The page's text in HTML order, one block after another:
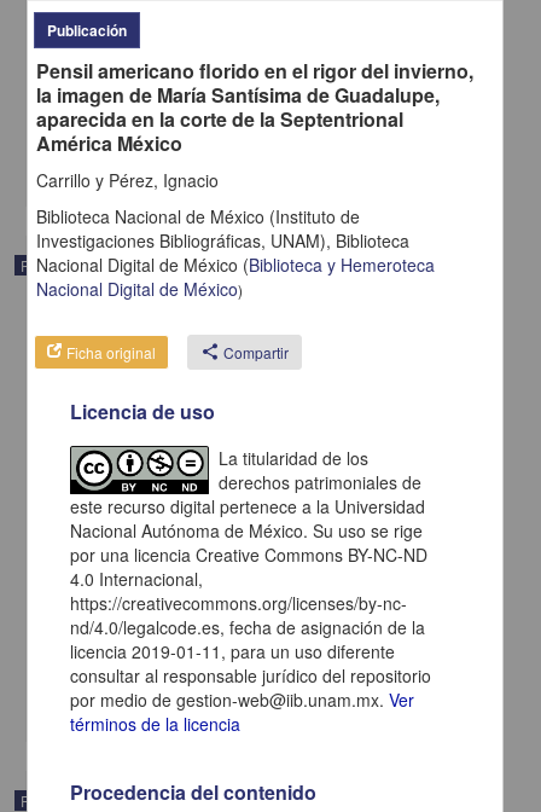
Gazetas de México
1797-10-21
Multidisciplina
Publicación periódica
Gazetas de México
1797-10-21
Multidisciplina
Publicación periódica
Publicación
Pensil americano florido en el rigor del invierno,
la imagen de María Santísima de Guadalupe,
aparecida en la corte de la Septentrional
América México
Carrillo y Pérez, Ignacio
Biblioteca Nacional de México (Instituto de
Investigaciones Bibliográficas, UNAM), Biblioteca
Nacional Digital de México (Biblioteca y Hemeroteca
Nacional Digital de México)
Ficha original share Compartir
Licencia de uso
La titularidad de los
derechos patrimoniales de
este recurso digital pertenece a la Universidad
Nacional Autónoma de México. Su uso se rige
por una licencia Creative Commons BY-NC-ND
4.0 Internacional,
https://creativecommons.org/licenses/by-nc-
nd/4.0/legalcode.es, fecha de asignación de la
licencia 2019-01-11, para un uso diferente
consultar al responsable jurídico del repositorio
por medio de gestion-web@iib.unam.mx.Ver
términos de la licencia
Procedencia del contenido